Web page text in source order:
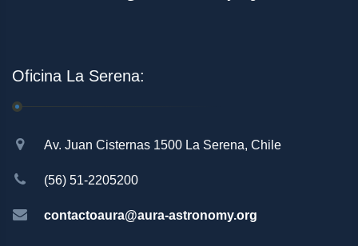
Oficina La Serena:
Av. Juan Cisternas 1500 La Serena, Chile
(56) 51-2205200
contactoaura@aura-astronomy.org